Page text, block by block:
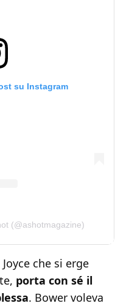
su Instagram
(@ashotmagazine)
che si erge
porta con sé il
. Bower voleva